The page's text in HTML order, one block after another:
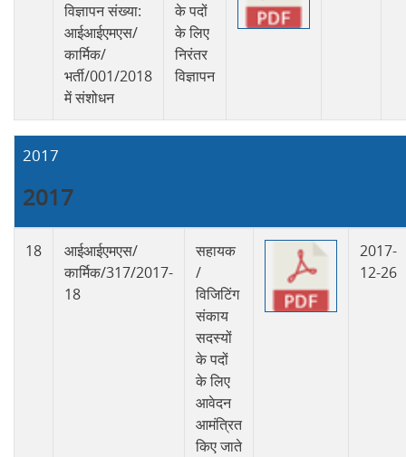
विज्ञापन संख्या:
आईआईएमएस/
कार्मिक/
भर्ती/001/2018
में संशोधन
के पदों
के लिए
निरंतर
विज्ञापन
2017
2017
18
आईआईएमएस/
कार्मिक/317/2017-
18
सहायक
/
विजिटिंग
संकाय
सदस्यों
के पदों
के लिए
आवेदन
आमंत्रित
किए जाते
2017-
12-26